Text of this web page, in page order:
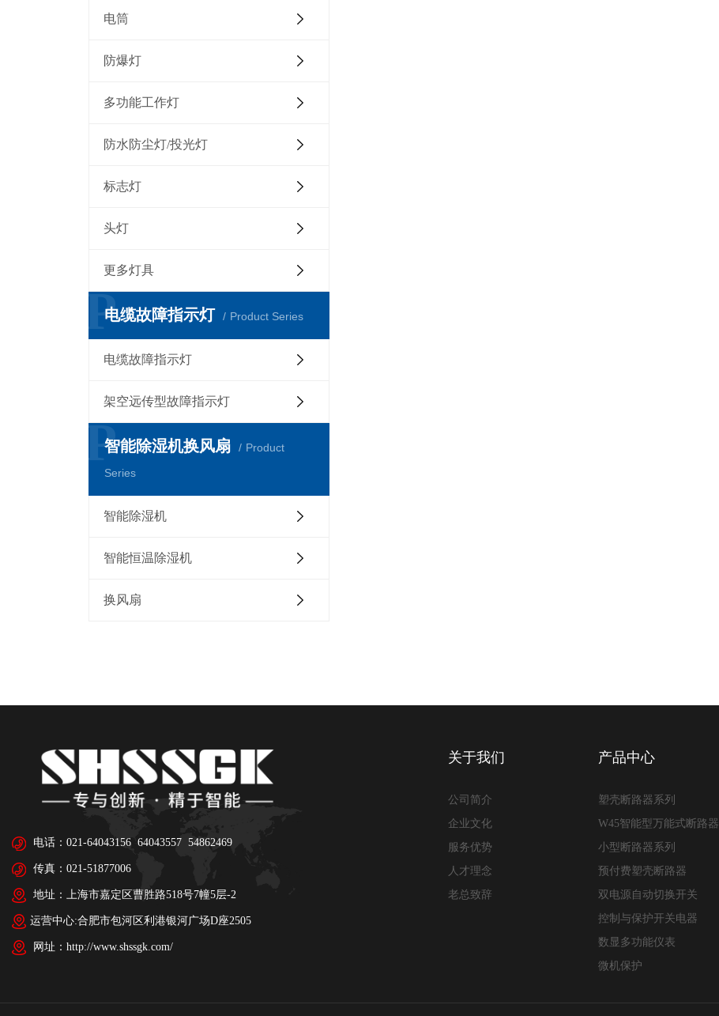
电筒
防爆灯
多功能工作灯
防水防尘灯/投光灯
标志灯
头灯
更多灯具
电缆故障指示灯 Product Series
P
电缆故障指示灯
架空远传型故障指示灯
智能除湿机换风扇
Product
Series
P
智能除湿机
智能恒温除湿机
换风扇
电话：021-64043156 64043557 54862469
传真：021-51877006
地址：上海市嘉定区曹胜路518号7幢5层-2
运营中心:合肥市包河区利港银河广场D座2505
网址：http://www.shssgk.com/
关于我们
公司简介
企业文化
服务优势
人才理念
老总致辞
产品中心
塑壳断路器系列
W45智能型万能式断路器
小型断路器系列
预付费塑壳断路器
双电源自动切换开关
控制与保护开关电器
数显多功能仪表
微机保护